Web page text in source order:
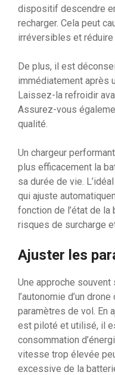
dispositif descendre
recharger. Cela peut
irréversibles et réduire
De plus, il est
immédiatement après
Laissez-la refroidir
Assurez-vous
qualité.
Un chargeur
plus efficacement la
sa durée de vie.
qui ajuste
fonction de l’état de
risques de surcharge
Ajuster les
Une approche
l’autonomie d’un
paramètres de vol. En
est piloté et utilisé, il
consommation
vitesse trop élevée
excessive de la